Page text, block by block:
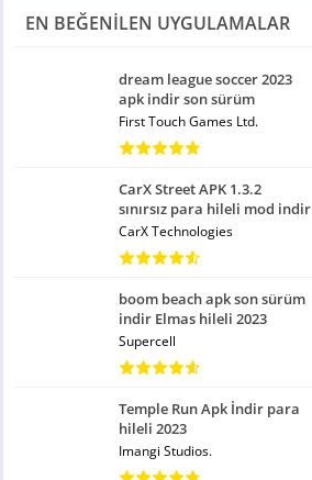
EN BEĞENILEN UYGULAMALAR
dream league soccer 2023
apk indir son sürüm
First Touch Games Ltd.
CarX Street APK 1.3.2
sınırsız para hileli mod indir
CarX Technologies
boom beach apk son sürüm
indir Elmas hileli 2023
Supercell
Temple Run Apk İndir para
hileli 2023
Imangi Studios.